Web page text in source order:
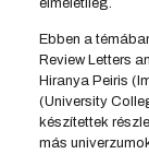
elméletileg.
Ebben a
Review Letters
Hiranya Peiris
(University
készítettek
más